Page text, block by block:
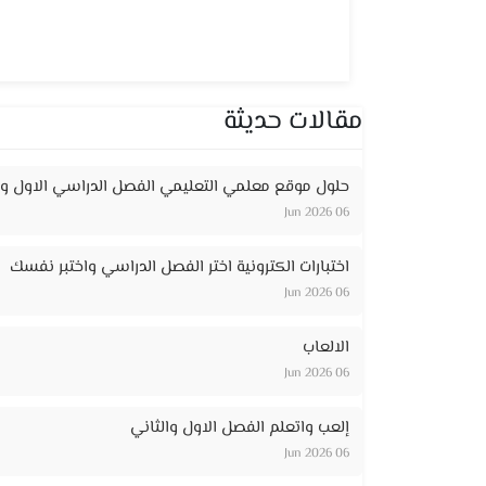
مقالات حديثة
حلول موقع معلمي التعليمي الفصل الدراسي الاول
06 Jun 2026
اختبارات الكترونية اختر الفصل الدراسي واختبر نفسك
06 Jun 2026
الالعاب
06 Jun 2026
إلعب واتعلم الفصل الاول والثاني
06 Jun 2026